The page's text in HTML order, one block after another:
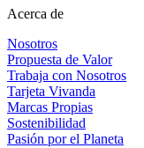
Acerca de
Nosotros
Propuesta de Valor
Trabaja con Nosotros
Tarjeta Vivanda
Marcas Propias
Sostenibilidad
Pasión por el Planeta